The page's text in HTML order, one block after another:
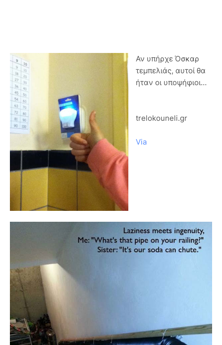
Αν υπήρχε Όσκαρ
τεμπελιάς, αυτοί θα
ήταν οι υποψήφιοι…
trelokouneli.gr
Via